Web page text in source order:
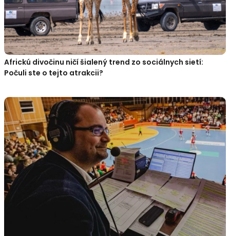
Africkú divočinu ničí šialený trend zo sociálnych sietí:
Počuli ste o tejto atrakcii?